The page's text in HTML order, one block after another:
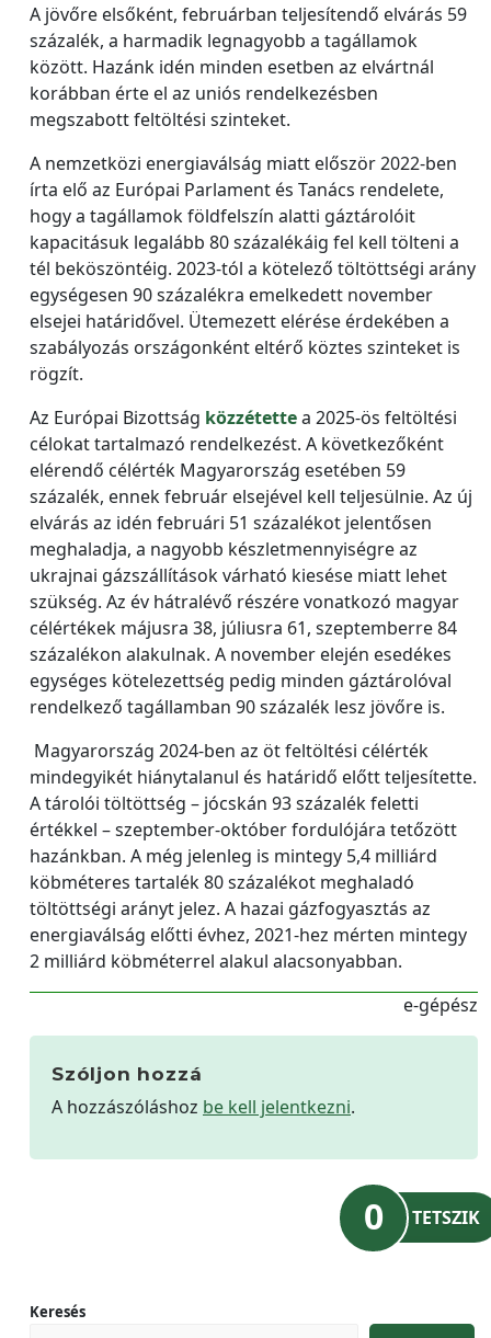
A jövőre elsőként, februárban teljesítendő elvárás 59
százalék, a harmadik legnagyobb a tagállamok
között. Hazánk idén minden esetben az elvártnál
korábban érte el az uniós rendelkezésben
megszabott feltöltési szinteket.
A nemzetközi energiaválság miatt először 2022-ben
írta elő az Európai Parlament és Tanács rendelete,
hogy a tagállamok földfelszín alatti gáztárolóit
kapacitásuk legalább 80 százalékáig fel kell tölteni a
tél beköszöntéig. 2023-tól a kötelező töltöttségi arány
egységesen 90 százalékra emelkedett november
elsejei határidővel. Ütemezett elérése érdekében a
szabályozás országonként eltérő köztes szinteket is
rögzít.
Az Európai Bizottság közzétettea 2025-ös feltöltési
célokat tartalmazó rendelkezést. A következőként
elérendő célérték Magyarország esetében 59
százalék, ennek február elsejével kell teljesülnie. Az új
elvárás az idén februári 51 százalékot jelentősen
meghaladja, a nagyobb készletmennyiségre az
ukrajnai gázszállítások várható kiesése miatt lehet
szükség. Az év hátralévő részére vonatkozó magyar
célértékek májusra 38, júliusra 61, szeptemberre 84
százalékon alakulnak. A november elején esedékes
egységes kötelezettség pedig minden gáztárolóval
rendelkező tagállamban 90 százalék lesz jövőre is.
Magyarország 2024-ben az öt feltöltési célérték
mindegyikét hiánytalanul és határidő előtt teljesítette.
A tárolói töltöttség – jócskán 93 százalék feletti
értékkel – szeptember-október fordulójára tetőzött
hazánkban. A még jelenleg is mintegy 5,4 milliárd
köbméteres tartalék 80 százalékot meghaladó
töltöttségi arányt jelez. A hazai gázfogyasztás az
energiaválság előtti évhez, 2021-hez mérten mintegy
2 milliárd köbméterrel alakul alacsonyabban.
e-gépész
Szóljon hozzá
A hozzászóláshoz be kell jelentkezni.
0 TETSZIK
Keresés